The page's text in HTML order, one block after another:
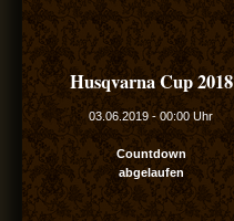
Husqvarna Cup 2018
03.06.2019 -00:00 Uhr
Countdown
abgelaufen